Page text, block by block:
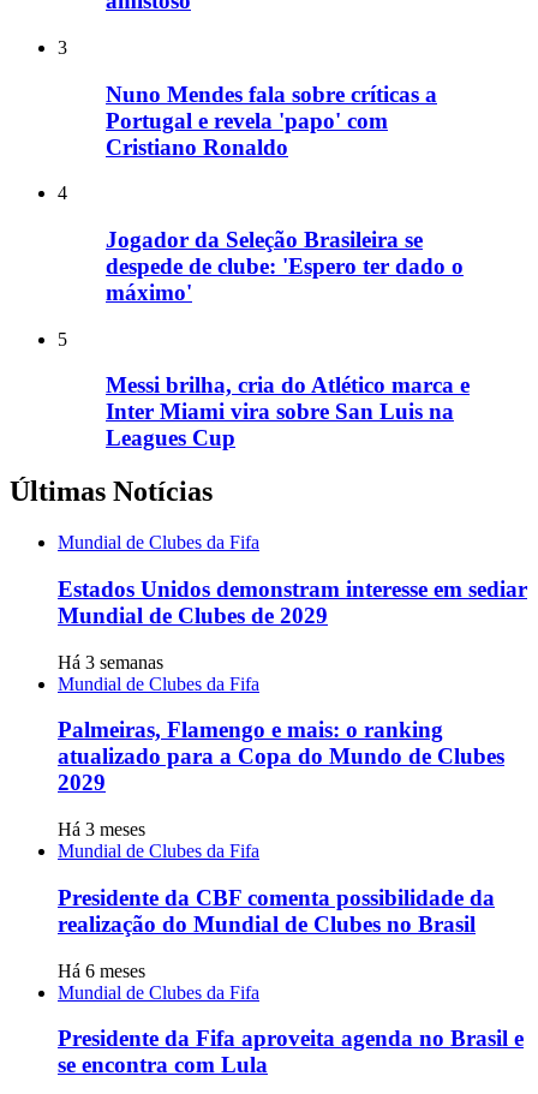
3
Nuno Mendes fala sobre críticas a
Portugal e revela 'papo' com
Cristiano Ronaldo
4
Jogador da Seleção Brasileira se
despede de clube: 'Espero ter dado o
máximo'
5
Messi brilha, cria do Atlético marca e
Inter Miami vira sobre San Luis na
Leagues Cup
Últimas Notícias
Mundial de Clubes da Fifa
Estados Unidos demonstram interesse em sediar
Mundial de Clubes de 2029
Há 3 semanas
Mundial de Clubes da Fifa
Palmeiras, Flamengo e mais: o ranking
atualizado para a Copa do Mundo de Clubes
2029
Há 3 meses
Mundial de Clubes da Fifa
Presidente da CBF comenta possibilidade da
realização do Mundial de Clubes no Brasil
Há 6 meses
Mundial de Clubes da Fifa
Presidente da Fifa aproveita agenda no Brasil e
se encontra com Lula